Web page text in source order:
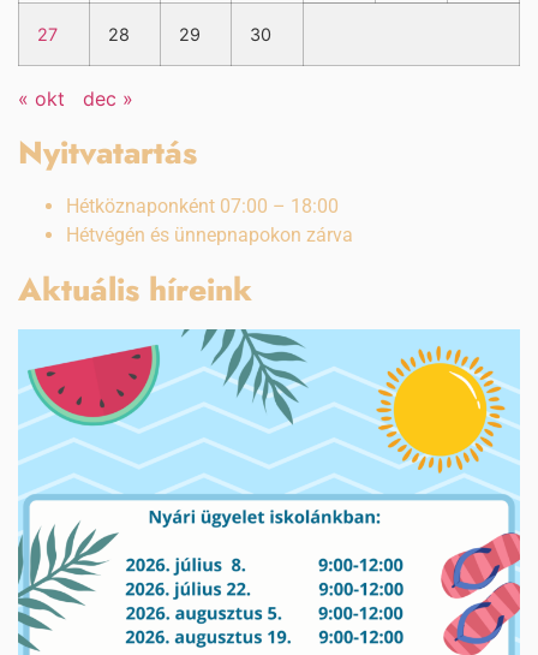
27 28 29 30
« okt dec »
Nyitvatartás
Hétköznaponként 07:00 – 18:00
Hétvégén és ünnepnapokon zárva
Aktuális híreink